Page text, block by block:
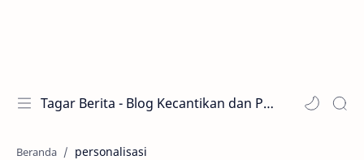
Tagar Berita - Blog Kecantikan dan Perawatan
personalisasi